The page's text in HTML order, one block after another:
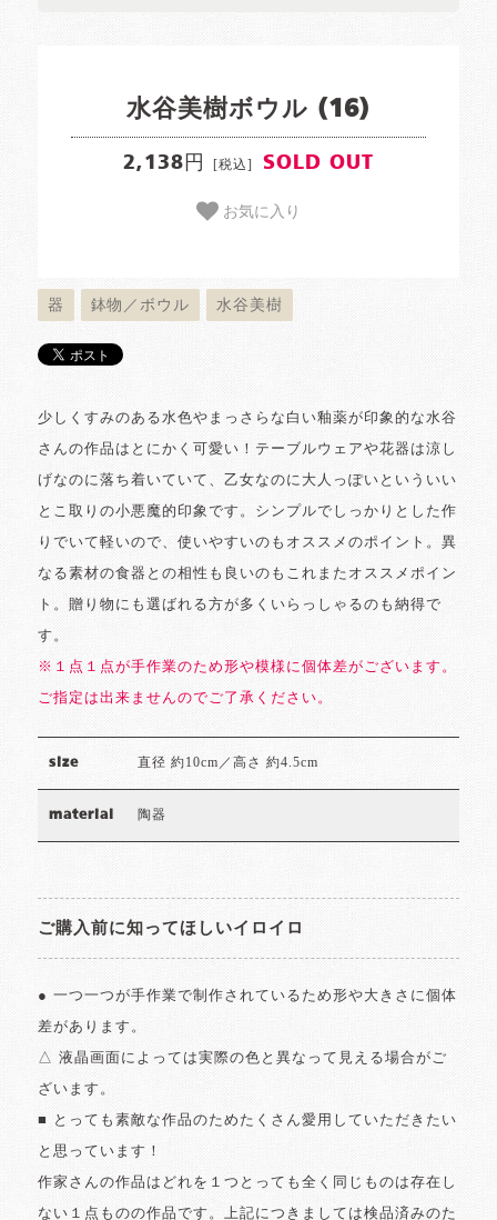
水谷美樹ボウル (16)
2,138円 [税込] SOLD OUT
お気に入り
器 鉢物／ボウル 水谷美樹
少しくすみのある水色やまっさらな白い釉薬が印象的な水谷
さんの作品はとにかく可愛い！テーブルウェアや花器は涼し
げなのに落ち着いていて、乙女なのに大人っぽいといういい
とこ取りの小悪魔的印象です。シンプルでしっかりとした作
りでいて軽いので、使いやすいのもオススメのポイント。異
なる素材の食器との相性も良いのもこれまたオススメポイン
ト。贈り物にも選ばれる方が多くいらっしゃるのも納得で
す。
※１点１点が手作業のため形や模様に個体差がございます。
ご指定は出来ませんのでご了承ください。
size 直径 約10cm／高さ 約4.5cm
material 陶器
ご購入前に知ってほしいイロイロ
● 一つ一つが手作業で制作されているため形や大きさに個体
差があります。
△ 液晶画面によっては実際の色と異なって見える場合がご
ざいます。
■ とっても素敵な作品のためたくさん愛用していただきたい
と思っています！
作家さんの作品はどれを１つとっても全く同じものは存在し
ない１点ものの作品です。上記につきましては検品済みのた